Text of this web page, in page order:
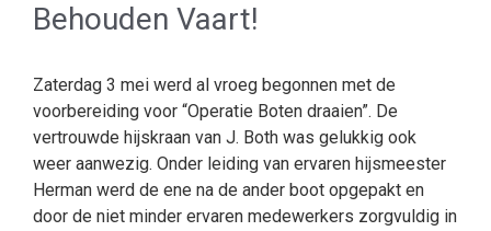
Behouden Vaart!
Zaterdag 3 mei werd al vroeg begonnen met de
voorbereiding voor “Operatie Boten draaien”. De
vertrouwde hijskraan van J. Both was gelukkig ook
weer aanwezig. Onder leiding van ervaren hijsmeester
Herman werd de ene na de ander boot opgepakt en
door de niet minder ervaren medewerkers zorgvuldig in